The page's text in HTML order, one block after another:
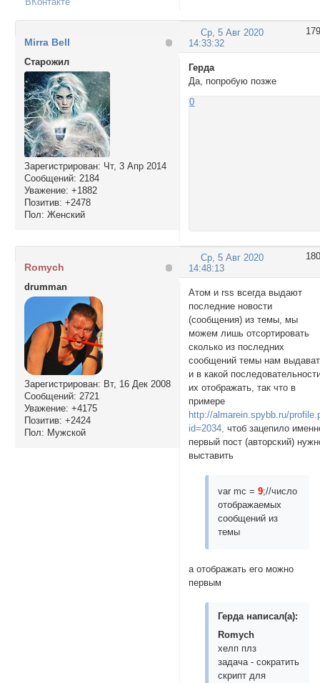
179
Ср, 5 Авг 2020
14:33:32
Mirra Bell
Cтарожил
Зарегистрирован: Чт, 3 Апр 2014
Сообщений: 2184
Уважение: +1882
Позитив: +2478
Пол: Женский
Герда
Да, попробую позже
0
180
Ср, 5 Авг 2020
14:48:13
Romych
drumman
Зарегистрирован: Вт, 16 Дек 2008
Сообщений: 2721
Уважение: +4175
Позитив: +2424
Пол: Мужской
Атом и rss всегда выдают
последние новости
(сообщения) из темы, мы
можем лишь отсортировать
сколько из последних
сообщений темы нам
и в какой
их отображать, так что в
примере
http://almarein.spybb.ru/
id=2034, чтоб зацепило
первый пост (авторский)
выставить
var mc =9;//число
отображаемых
сообщений из
темы
а отображать его можно
первым
Герда написал(а):
Romych
хелп плз
задача - сократить
скрипт для